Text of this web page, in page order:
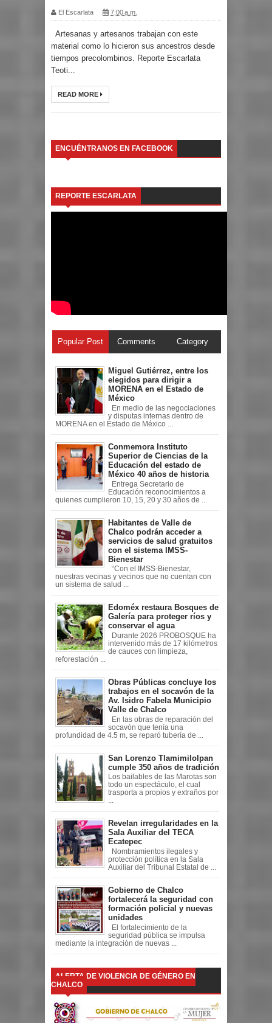
El Escarlata 7:00 a.m.
Artesanas y artesanos trabajan con este
material como lo hicieron sus ancestros desde
tiempos precolombinos. Reporte Escarlata
Teoti...
READ MORE
ENCUÉNTRANOS EN FACEBOOK
REPORTE ESCARLATA
Popular Post Comments Category
Miguel Gutiérrez, entre los
elegidos para dirigir a
MORENA en el Estado de
México
En medio de las negociaciones
y disputas internas dentro de
MORENA en el Estado de México ...
Conmemora Instituto
Superior de Ciencias de la
Educación del estado de
México 40 años de historia
Entrega Secretario de
Educación reconocimientos a
quienes cumplieron 10, 15, 20 y 30 años de ...
Habitantes de Valle de
Chalco podrán acceder a
servicios de salud gratuitos
con el sistema IMSS-
Bienestar
“Con el IMSS-Bienestar,
nuestras vecinas y vecinos que no cuentan con
un sistema de salud ...
Edoméx restaura Bosques de
Galería para proteger ríos y
conservar el agua
Durante 2026 PROBOSQUE ha
intervenido más de 17 kilómetros
de cauces con limpieza,
reforestación ...
Obras Públicas concluye los
trabajos en el socavón de la
Av. Isidro Fabela Municipio
Valle de Chalco
En las obras de reparación del
socavón que tenía una
profundidad de 4.5 m, se reparó tubería de ...
San Lorenzo Tlamimilolpan
cumple 350 años de tradición
Los bailables de las Marotas son
todo un espectáculo, el cual
trasporta a propios y extraños por
Revelan irregularidades en la
Sala Auxiliar del TECA
Ecatepec
Nombramientos ilegales y
protección política en la Sala
Auxiliar del Tribunal Estatal de ...
Gobierno de Chalco
fortalecerá la seguridad con
formación policial y nuevas
unidades
El fortalecimiento de la
seguridad pública se impulsa
mediante la integración de nuevas ...
ALERTA DE VIOLENCIA DE GÉNERO EN
CHALCO